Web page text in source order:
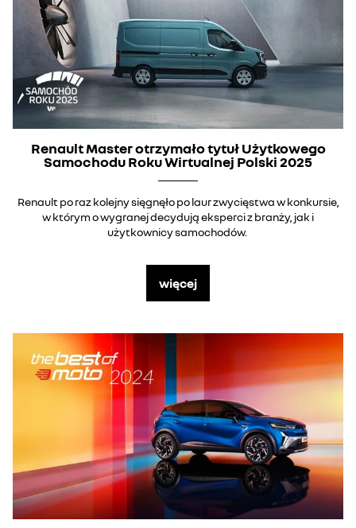
Renault Master otrzymało tytuł Użytkowego
Samochodu Roku Wirtualnej Polski 2025
Renault po raz kolejny sięgnęło po laur zwycięstwa w konkursie,
w którym o wygranej decydują eksperci z branży, jak i
użytkownicy samochodów.
więcej